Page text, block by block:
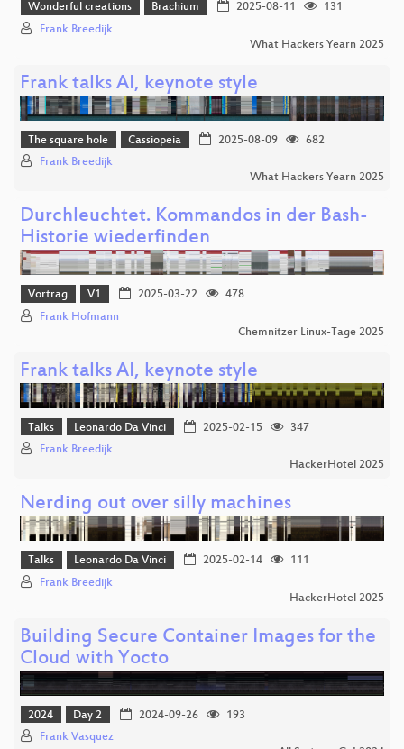
Wonderful creations Brachium 2025-08-11
131
Frank Breedijk
What Hackers Yearn 2025
Frank talks AI, keynote style
The square hole Cassiopeia 2025-08-09
682
Frank Breedijk
What Hackers Yearn 2025
Durchleuchtet. Kommandos in der Bash-
Historie wiederfinden
Vortrag V1 2025-03-22
478
Frank Hofmann
Chemnitzer Linux-Tage 2025
Frank talks AI, keynote style
Talks Leonardo Da Vinci 2025-02-15
347
Frank Breedijk
HackerHotel 2025
Nerding out over silly machines
Talks Leonardo Da Vinci 2025-02-14
111
Frank Breedijk
HackerHotel 2025
Building Secure Container Images for the
Cloud with Yocto
2024 Day 2 2024-09-26
193
Frank Vasquez